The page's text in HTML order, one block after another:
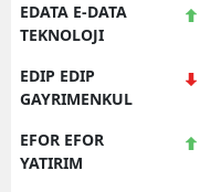
EDATA E-DATA
TEKNOLOJI
EDIP EDIP
GAYRIMENKUL
EFOR EFOR
YATIRIM